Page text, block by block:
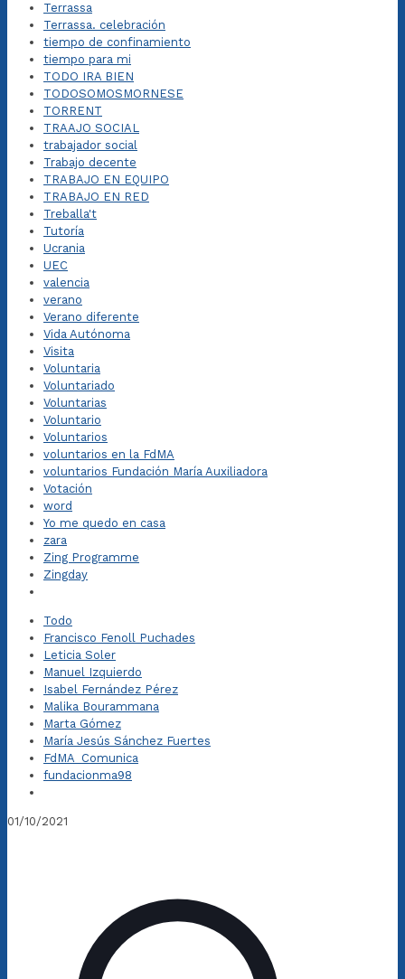
Terrassa
Terrassa. celebración
tiempo de confinamiento
tiempo para mi
TODO IRA BIEN
TODOSOMOSMORNESE
TORRENT
TRAAJO SOCIAL
trabajador social
Trabajo decente
TRABAJO EN EQUIPO
TRABAJO EN RED
Treballa't
Tutoría
Ucrania
UEC
valencia
verano
Verano diferente
Vida Autónoma
Visita
Voluntaria
Voluntariado
Voluntarias
Voluntario
Voluntarios
voluntarios en la FdMA
voluntarios Fundación María Auxiliadora
Votación
word
Yo me quedo en casa
zara
Zing Programme
Zingday
Todo
Francisco Fenoll Puchades
Leticia Soler
Manuel Izquierdo
Isabel Fernández Pérez
Malika Bourammana
Marta Gómez
María Jesús Sánchez Fuertes
FdMA_Comunica
fundacionma98
01/10/2021